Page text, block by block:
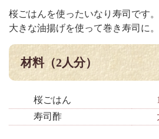
桜ごはんを使ったいなり寿司です。
大きな油揚げを使って巻き寿司に。
材料（2人分）
桜ごはん
寿司酢